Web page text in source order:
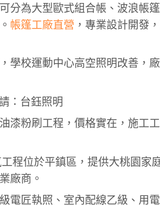
分為大型歐式組合帳、波浪帳
帳篷工廠直營 ，專業設計開發
學校運動中心高空照明改善，
：台鈺照明
漆粉刷工程，價格實在，施工
程位於平鎮區，提供大桃園家
廠商。
電匠執照、室內配線乙級、用